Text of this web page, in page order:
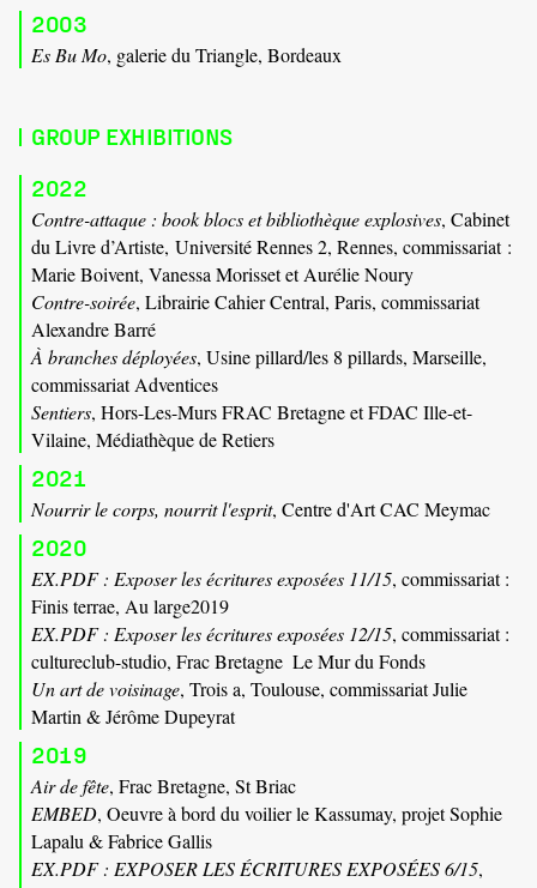
2003
Es Bu Mo, galerie du Triangle, Bordeaux
GROUP EXHIBITIONS
2022
Contre-attaque : book blocs et bibliothèque explosives, Cabinet
du Livre d’Artiste, Université Rennes 2, Rennes, commissariat :
Marie Boivent, Vanessa Morisset et Aurélie Noury
Contre-soirée, Librairie Cahier Central, Paris, commissariat
Alexandre Barré
À branches déployées, Usine pillard/les 8 pillards, Marseille,
commissariat Adventices
Sentiers, Hors-Les-Murs FRAC Bretagne et FDAC Ille-et-
Vilaine, Médiathèque de Retiers
2021
Nourrir le corps, nourrit l'esprit, Centre d'Art CAC Meymac
2020
EX.PDF : Exposer les écritures exposées 11/15, commissariat :
Finis terrae, Au large2019
EX.PDF : Exposer les écritures exposées 12/15, commissariat :
cultureclub-studio, Frac Bretagne  Le Mur du Fonds
Un art de voisinage, Trois a, Toulouse, commissariat Julie
Martin & Jérôme Dupeyrat
2019
Air de fête, Frac Bretagne, St Briac
EMBED, Oeuvre à bord du voilier le Kassumay, projet Sophie
Lapalu & Fabrice Gallis
EX.PDF : EXPOSER LES ÉCRITURES EXPOSÉES 6/15,